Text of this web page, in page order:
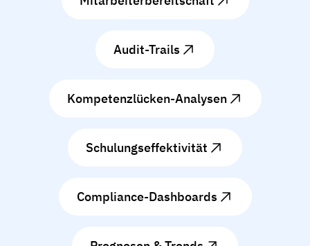
Audit-Trails
Kompetenzlücken-Analysen
Schulungseffektivität
Compliance-Dashboards